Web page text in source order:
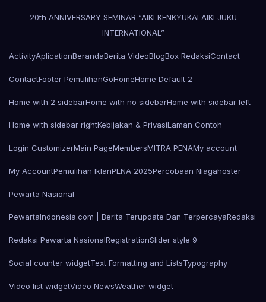
20th ANNIVERSARY SEMINAR “AIKI KENKYUKAI AIKI JUKU
INTERNATIONAL”
ActivityAplicationBerandaBerita VideoBlogBox RedaksiContact
ContactFooter PemulihanGoHomeHome Default 2
Home with 2 sidebarHome with no sidebarHome with sidebar left
Home with sidebar rightKebijakan & PrivasiLaman Contoh
Login CustomizerMain PageMembersMITRA PENAMy account
My AccountPemulihan IklanPENA 2025Percobaan Niagahoster
Pewarta Nasional
PewartaIndonesia.com | Berita Terupdate Dan TerpercayaRedaksi
Redaksi Pewarta NasionalRegistrationSlider style 9
Social counter widgetText Formatting and ListsTypography
Video list widgetVideo NewsWeather widget